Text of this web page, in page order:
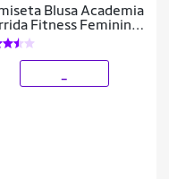
Blusa Academia
Fitness Feminina
LISA 218